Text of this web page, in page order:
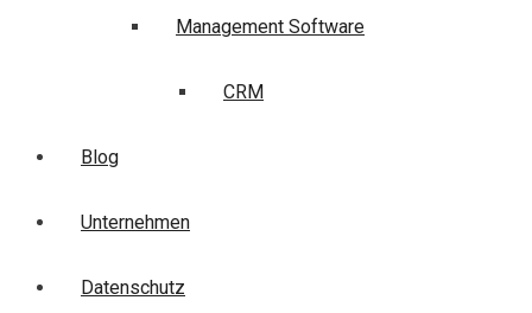
Management Software
CRM
Blog
Unternehmen
Datenschutz